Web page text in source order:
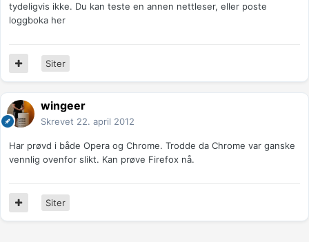
tydeligvis ikke. Du kan teste en annen nettleser, eller poste
loggboka her
Siter
wingeer
Skrevet 22. april 2012
Har prøvd i både Opera og Chrome. Trodde da Chrome var ganske
vennlig ovenfor slikt. Kan prøve Firefox nå.
Siter